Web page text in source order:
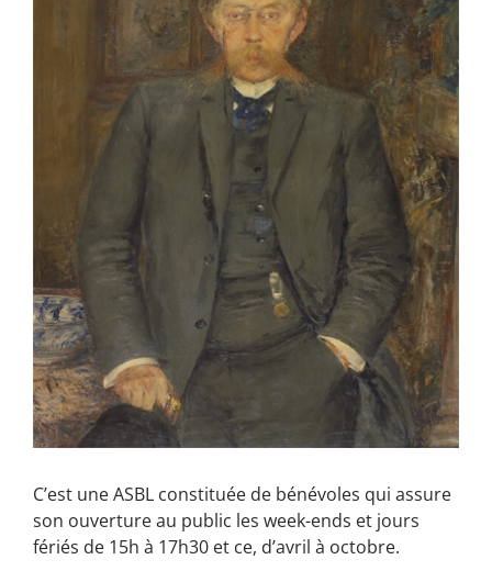
C’est une ASBL constituée de bénévoles qui assure
son ouverture au public les week-ends et jours
fériés de 15h à 17h30 et ce, d’avril à octobre.